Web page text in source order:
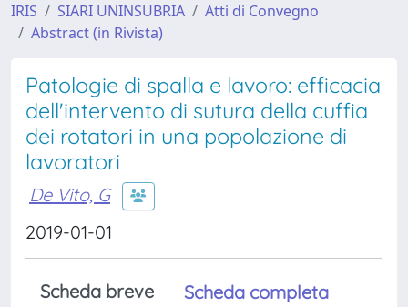
IRIS SIARI UNINSUBRIA
Atti di Convegno
Abstract (in Rivista)
Patologie di spalla e lavoro: efficacia
dell'intervento di sutura della cuffia
dei rotatori in una popolazione di
lavoratori
De Vito, G
2019-01-01
Scheda breve
Scheda completa